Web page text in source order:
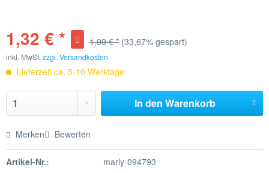
1,32 € * 1,99 € * (33,67% gespart)
inkl. MwSt. zzgl. Versandkosten
Lieferzeit ca. 5-10 Werktage
In den Warenkorb
Merken Bewerten
Artikel-Nr.: marly-094793